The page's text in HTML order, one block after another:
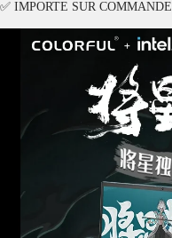
✅ IMPORTE SUR COMMANDE